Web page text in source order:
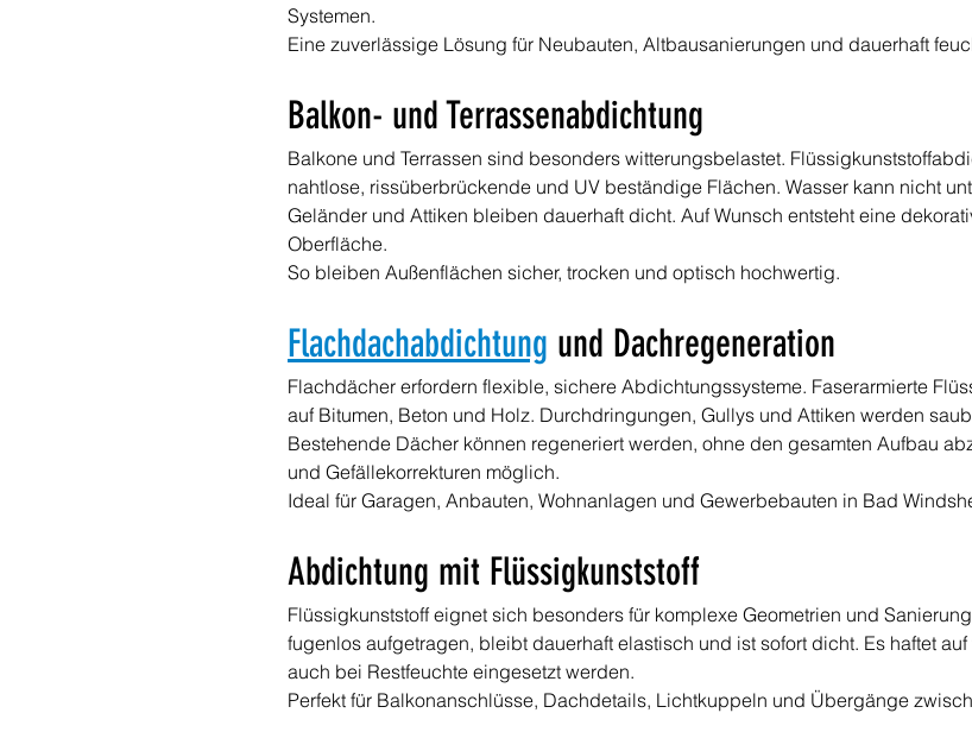
Systemen.
Eine zuverlässige Lösung für Neubauten, Altbausanierungen und dauerhaft
Balkon- und Terrassenabdichtung
Balkone und Terrassen sind besonders witterungsbelastet.
nahtlose, rissüberbrückende und UV beständige Flächen. Wasser kann nicht
Geländer und Attiken bleiben dauerhaft dicht. Auf Wunsch entsteht eine
Oberfläche.
So bleiben Außenflächen sicher, trocken und optisch hochwertig.
Flachdachabdichtung und Dachregeneration
Flachdächer erfordern flexible, sichere Abdichtungssysteme. Faserarmierte
auf Bitumen, Beton und Holz. Durchdringungen, Gullys und Attiken werden
Bestehende Dächer können regeneriert werden, ohne den gesamten Aufbau
und Gefällekorrekturen möglich.
Ideal für Garagen, Anbauten, Wohnanlagen und Gewerbebauten in Bad
Abdichtung mit Flüssigkunststoff
Flüssigkunststoff eignet sich besonders für komplexe Geometrien und
fugenlos aufgetragen, bleibt dauerhaft elastisch und ist sofort dicht. Es haftet
auch bei Restfeuchte eingesetzt werden.
Perfekt für Balkonanschlüsse, Dachdetails, Lichtkuppeln und Übergänge